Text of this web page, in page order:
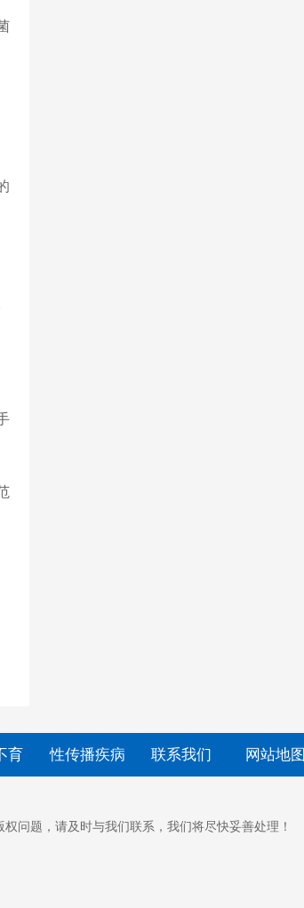
育 性传播疾病 联系我们 网站地图
问题，请及时与我们联系，我们将尽快妥善处理！